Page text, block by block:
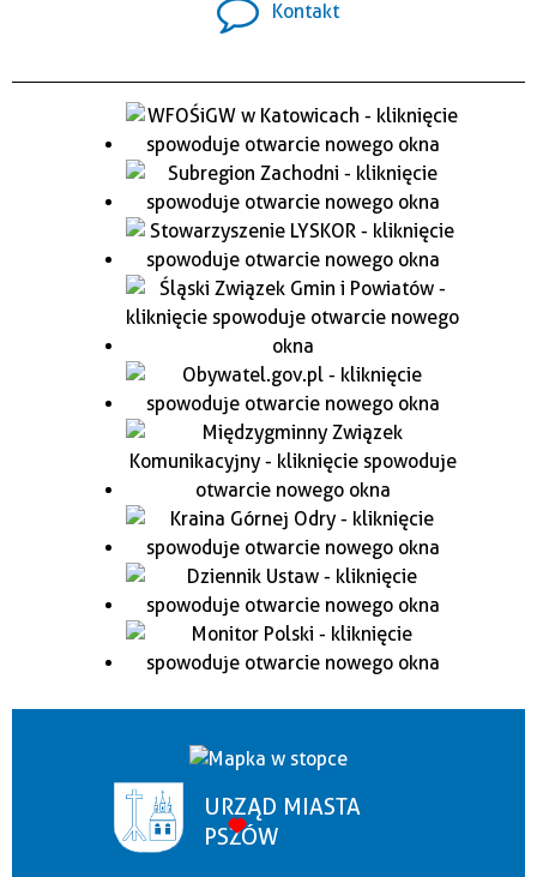
Kontakt
URZĄD MIASTA
PSZÓW